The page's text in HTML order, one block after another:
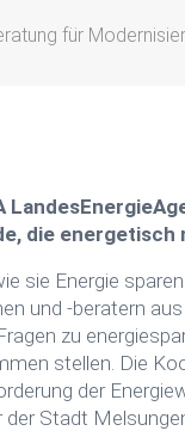
für
die energetisch
sie Energie
und -beratern
zu
stellen. Die
der
der Stadt